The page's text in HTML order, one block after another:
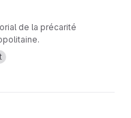
de la précarité